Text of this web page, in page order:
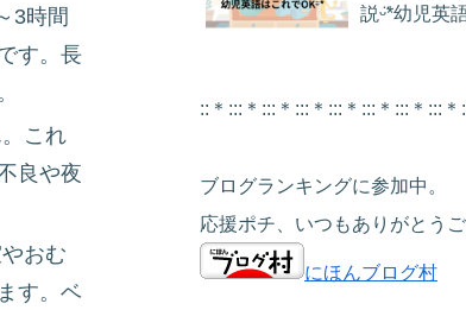
3時間
す。長
これ
良や夜
おむ
す。ベ
説ᵕ̈*幼児英
::＊:::＊:::＊:::＊:::＊:::＊:::＊:::＊
ブログランキングに参加中。
応援ポチ、いつもありがとうご
にほんブログ村